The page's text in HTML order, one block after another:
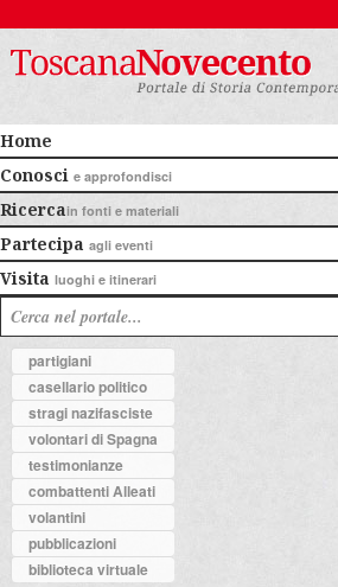
Home
Conosci e approfondisci
Ricercain fonti e materiali
Partecipa agli eventi
Visita luoghi e itinerari
partigiani
casellario politico
stragi nazifasciste
volontari di Spagna
testimonianze
combattenti Alleati
volantini
pubblicazioni
biblioteca virtuale